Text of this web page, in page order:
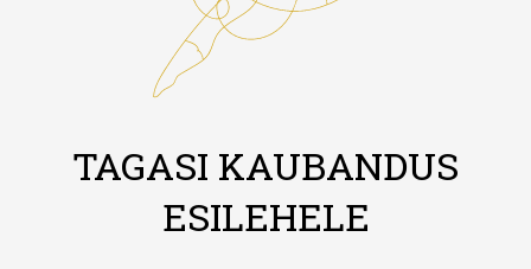
TAGASI KAUBANDUS
ESILEHELE